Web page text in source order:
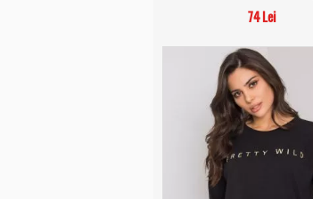
74 Lei